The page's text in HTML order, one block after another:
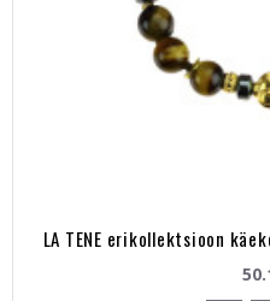
LA TENE erikollektsioon